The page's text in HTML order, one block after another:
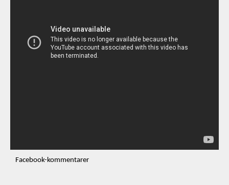
Facebook-kommentarer